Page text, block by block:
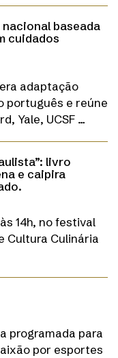
baseada
cuidados
adaptação
português e reúne
Yale, UCSF …
livro
e caipira
14h, no festival
Cultura Culinária
programada para
por esportes